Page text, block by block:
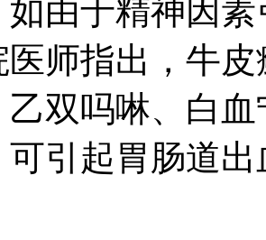
如由于精神因
医师指出，牛
乙双吗啉、白
引起胃肠道